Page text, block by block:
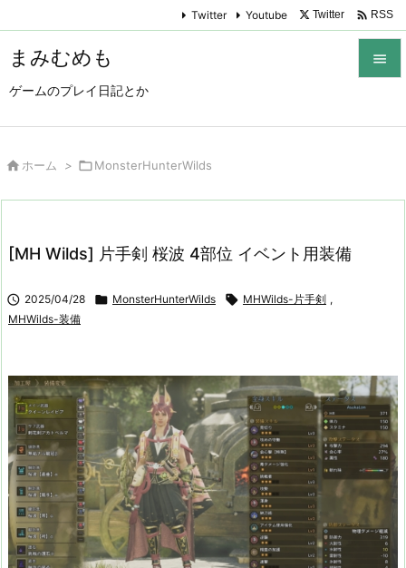
まみむめも
ゲームのプレイ日記とか

Twitter Youtube Twitter  RSS
 ホーム > MonsterHunterWilds
[MH Wilds] 片手剣 桜波 4部位 イベント用装備
 2025/04/28  MonsterHunterWilds  MHWilds-片手剣 ,
MHWilds-装備